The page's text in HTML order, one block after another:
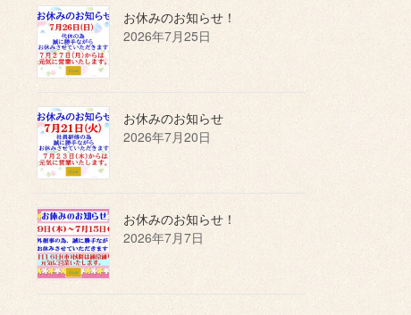
お休みのお知らせ！
2026年7月25日
お休みのお知らせ
2026年7月20日
お休みのお知らせ！
2026年7月7日